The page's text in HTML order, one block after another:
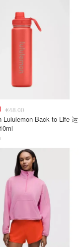
€48.00
Lululemon Back to Life 运